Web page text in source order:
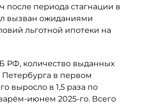
после периода стагнации в
вызван ожиданиями
льготной ипотеки на
РФ, количество выданных
в первом
выросло в 1,5 раза по
июнем 2025-го. Всего